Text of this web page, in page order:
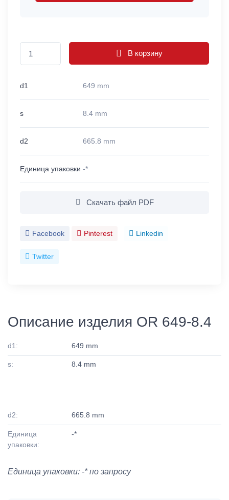
В корзину
d1 649 mm
s 8.4 mm
d2 665.8 mm
Единица упаковки -*
Скачать файл PDF
Facebook Pinterest Linkedin
Twitter
Описание изделия OR 649-8.4
d1: 649 mm
s: 8.4 mm
d2: 665.8 mm
Единица
упаковки:
-*
Единица упаковки: -* по запросу